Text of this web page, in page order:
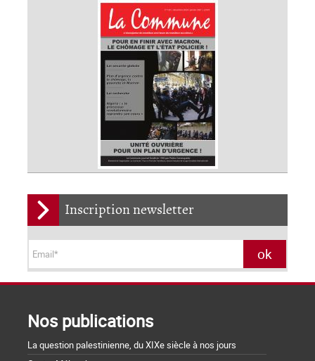
Inscription newsletter
Nos publications
La question palestinienne, du XIXe siècle à nos jours